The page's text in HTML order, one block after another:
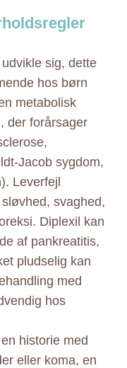
sig, dette
hos børn
metabolisk
der forårsager
Jacob sygdom,
Leverfejl
svaghed,
Diplexil kan
af pankreatitis,
pludselig kan
med
hos
historie med
eller koma, en